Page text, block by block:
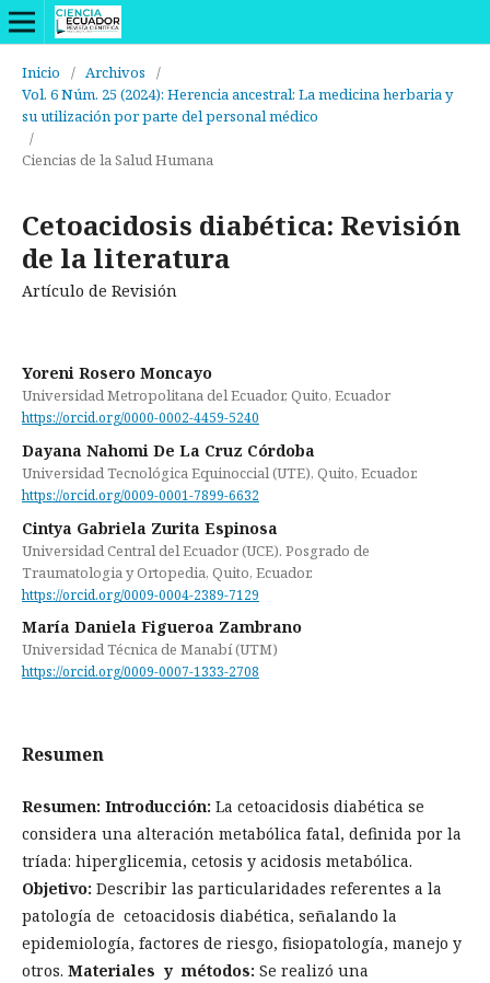
Inicio / Archivos
/
Vol. 6 Núm. 25 (2024): Herencia ancestral: La medicina herbaria y
su utilización por parte del personal médico
/
Ciencias de la Salud Humana
Cetoacidosis diabética: Revisión
de la literatura
Artículo de Revisión
Yoreni Rosero Moncayo
Universidad Metropolitana del Ecuador, Quito, Ecuador
https://orcid.org/0000-0002-4459-5240
Dayana Nahomi De La Cruz Córdoba
Universidad Tecnológica Equinoccial (UTE), Quito, Ecuador.
https://orcid.org/0009-0001-7899-6632
Cintya Gabriela Zurita Espinosa
Universidad Central del Ecuador (UCE). Posgrado de
Traumatologia y Ortopedia, Quito, Ecuador.
https://orcid.org/0009-0004-2389-7129
María Daniela Figueroa Zambrano
Universidad Técnica de Manabí (UTM)
https://orcid.org/0009-0007-1333-2708
Resumen
Resumen: Introducción: La cetoacidosis diabética se
considera una alteración metabólica fatal, definida por la
tríada: hiperglicemia, cetosis y acidosis metabólica.
Objetivo: Describir las particularidades referentes a la
patología de cetoacidosis diabética, señalando la
epidemiología, factores de riesgo, fisiopatología, manejo y
otros. Materiales y métodos: Se realizó una